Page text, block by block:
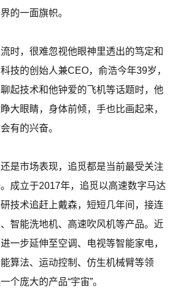
的一面旗帜。
时，很难忽视他眼神里透出的笃定和
技的创始人兼CEO，俞浩今年39岁，
起技术和他钟爱的飞机等话题时，他
大眼睛，身体前倾，手也比画起来，
有的兴奋。
是市场表现，追觅都是当前最受关注
成立于2017年，追觅以高速数字马达
技术追赶上戴森，短短几年间，接连
智能洗地机、高速吹风机等产品。近
一步延伸至空调、电视等智能家电，
算法、运动控制、仿生机械臂等领
个庞大的产品“宇宙”。